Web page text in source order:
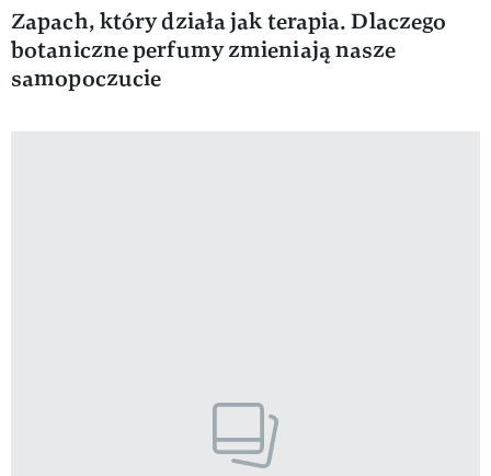
Zapach, który działa jak terapia. Dlaczego
botaniczne perfumy zmieniają nasze
samopoczucie